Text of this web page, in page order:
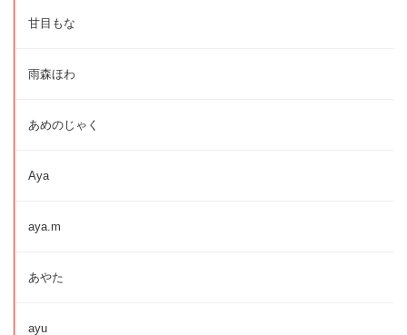
甘目もな
雨森ほわ
あめのじゃく
Aya
aya.m
あやた
ayu